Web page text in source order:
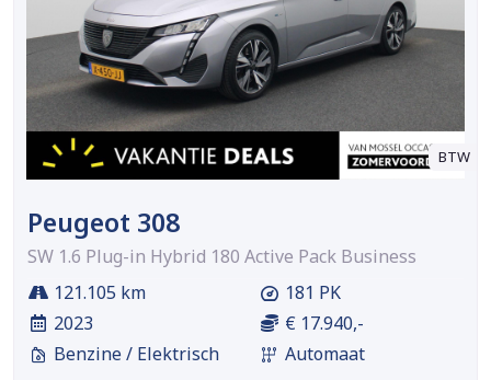
BTW
Peugeot 308
SW 1.6 Plug-in Hybrid 180 Active Pack Business
121.105 km
2023
Benzine / Elektrisch
181 PK
€ 17.940,-
Automaat